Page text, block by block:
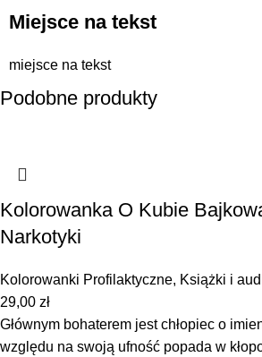
Miejsce na tekst
miejsce na tekst
Podobne produkty
Kolorowanka O Kubie
Narkotyki
Kolorowanki Profilaktyczne, Książki i
29,00 zł
Głównym bohaterem jest chłopiec o
względu na swoją ufność popada w